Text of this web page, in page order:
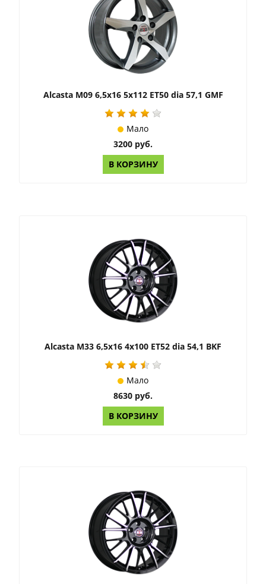
Alcasta M09 6,5x16 5x112 ET50 dia 57,1 GMF
Мало
3200 руб.
В КОРЗИНУ
Alcasta M33 6,5x16 4x100 ET52 dia 54,1 BKF
Мало
8630 руб.
В КОРЗИНУ